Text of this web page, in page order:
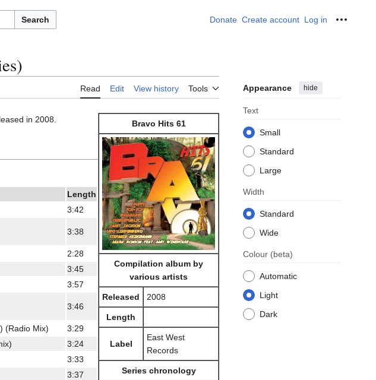
Search Donate Create account Log in
Read Edit View history Tools Appearance hide
Text
Small
Standard
Large
Width
Standard
Wide
Colour (beta)
Automatic
Light
Dark
Bravo Hits 61
Compilation album by
various artists
Released 2008
Length
Label
East West
Records
Series chronology
in 2008.
Length
3:42
3:38
2:28
3:45
3:57
3:46
(Radio Mix)
3:29
3:24
3:33
3:37